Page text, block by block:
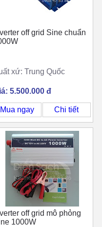
off grid Sine chuẩn
xứ: Trung Quốc
5.500.000 đ
Mua ngay Chi tiết
off grid mô phỏng
1000W